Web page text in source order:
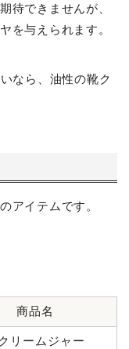
待できませんが、
を与えられます。
なら、油性の靴ク
アイテムです。
商品名
リームジャー